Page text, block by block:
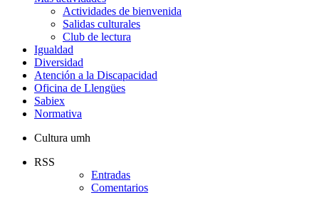
Actividades de bienvenida
Salidas culturales
Club de lectura
Igualdad
Diversidad
Atención a la Discapacidad
Oficina de Llengües
Sabiex
Normativa
Cultura umh
RSS
Entradas
Comentarios